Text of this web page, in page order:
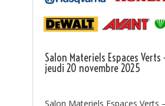
🔥 NOUVEAUTÉ – Kit de
Tsurumi disponible chez
bonne préparation. 🔥